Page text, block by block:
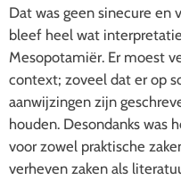
Dat was geen sinecure en
bleef heel wat
Mesopotamiër. Er moest
context; zoveel dat er op
aanwijzingen zijn
houden. Desondanks was
voor zowel praktische
verheven zaken als